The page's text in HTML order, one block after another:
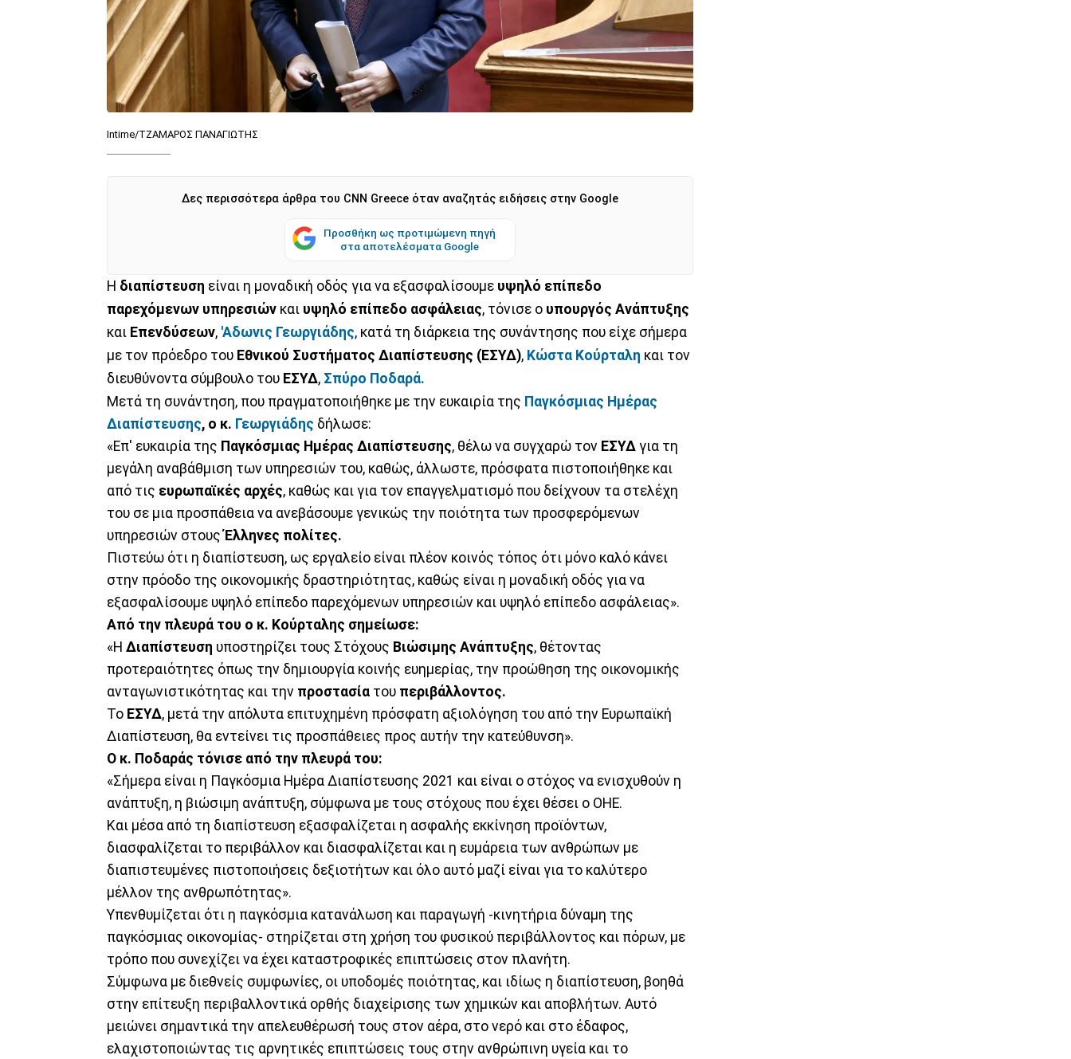
Intime/ΤΖΑΜΑΡΟΣ ΠΑΝΑΓΙΩΤΗΣ
Δες περισσότερα άρθρα του CNN Greece όταν αναζητάς ειδήσεις στην Google
Προσθήκη ως προτιμώμενη πηγή
στα αποτελέσματα Google
Η διαπίστευση είναι η μοναδική οδός για να εξασφαλίσουμε υψηλό επίπεδο
παρεχόμενων υπηρεσιών και υψηλό επίπεδο ασφάλειας, τόνισε ο υπουργός Ανάπτυξης
και Επενδύσεων, 'Αδωνις Γεωργιάδης, κατά τη διάρκεια της συνάντησης που είχε σήμερα
με τον πρόεδρο του Εθνικού Συστήματος Διαπίστευσης (ΕΣΥΔ), Κώστα Κούρταλη και τον
διευθύνοντα σύμβουλο του ΕΣΥΔ, Σπύρο Ποδαρά.
Μετά τη συνάντηση, που πραγματοποιήθηκε με την ευκαιρία της Παγκόσμιας Ημέρας
Διαπίστευσης, ο κ. Γεωργιάδης δήλωσε:
«Επ' ευκαιρία της Παγκόσμιας Ημέρας Διαπίστευσης, θέλω να συγχαρώ τον ΕΣΥΔ για τη
μεγάλη αναβάθμιση των υπηρεσιών του, καθώς, άλλωστε, πρόσφατα πιστοποιήθηκε και
από τις ευρωπαϊκές αρχές, καθώς και για τον επαγγελματισμό που δείχνουν τα στελέχη
του σε μια προσπάθεια να ανεβάσουμε γενικώς την ποιότητα των προσφερόμενων
υπηρεσιών στουςΈλληνες πολίτες.
Πιστεύω ότι η διαπίστευση, ως εργαλείο είναι πλέον κοινός τόπος ότι μόνο καλό κάνει
στην πρόοδο της οικονομικής δραστηριότητας, καθώς είναι η μοναδική οδός για να
εξασφαλίσουμε υψηλό επίπεδο παρεχόμενων υπηρεσιών και υψηλό επίπεδο ασφάλειας».
Από την πλευρά του ο κ. Κούρταλης σημείωσε:
«Η Διαπίστευση υποστηρίζει τους Στόχους Βιώσιμης Ανάπτυξης, θέτοντας
προτεραιότητες όπως την δημιουργία κοινής ευημερίας, την προώθηση της οικονομικής
ανταγωνιστικότητας και την προστασία του περιβάλλοντος.
Το ΕΣΥΔ, μετά την απόλυτα επιτυχημένη πρόσφατη αξιολόγηση του από την Ευρωπαϊκή
Διαπίστευση, θα εντείνει τις προσπάθειες προς αυτήν την κατεύθυνση».
Ο κ. Ποδαράς τόνισε από την πλευρά του:
«Σήμερα είναι η Παγκόσμια Ημέρα Διαπίστευσης 2021 και είναι ο στόχος να ενισχυθούν η
ανάπτυξη, η βιώσιμη ανάπτυξη, σύμφωνα με τους στόχους που έχει θέσει ο ΟΗΕ.
Και μέσα από τη διαπίστευση εξασφαλίζεται η ασφαλής εκκίνηση προϊόντων,
διασφαλίζεται το περιβάλλον και διασφαλίζεται και η ευμάρεια των ανθρώπων με
διαπιστευμένες πιστοποιήσεις δεξιοτήτων και όλο αυτό μαζί είναι για το καλύτερο
μέλλον της ανθρωπότητας».
Υπενθυμίζεται ότι η παγκόσμια κατανάλωση και παραγωγή -κινητήρια δύναμη της
παγκόσμιας οικονομίας- στηρίζεται στη χρήση του φυσικού περιβάλλοντος και πόρων, με
τρόπο που συνεχίζει να έχει καταστροφικές επιπτώσεις στον πλανήτη.
Σύμφωνα με διεθνείς συμφωνίες, οι υποδομές ποιότητας, και ιδίως η διαπίστευση, βοηθά
στην επίτευξη περιβαλλοντικά ορθής διαχείρισης των χημικών και αποβλήτων. Αυτό
μειώνει σημαντικά την απελευθέρωσή τους στον αέρα, στο νερό και στο έδαφος,
ελαχιστοποιώντας τις αρνητικές επιπτώσεις τους στην ανθρώπινη υγεία και το